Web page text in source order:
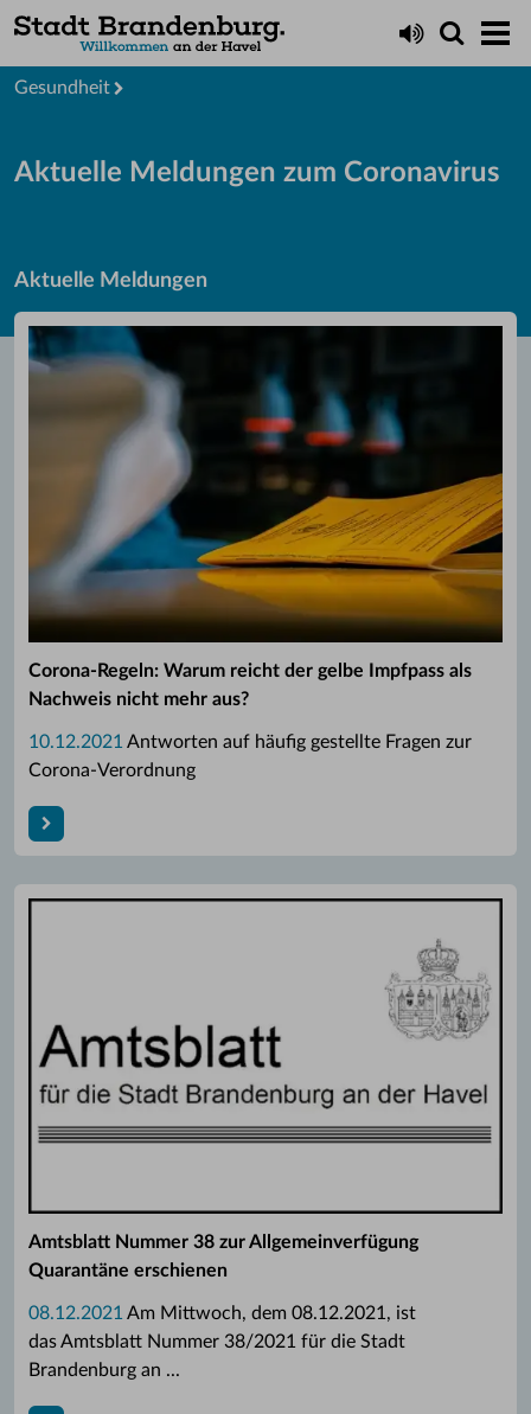
Gesundheit
Aktuelle Meldungen zum Coronavirus
Aktuelle Meldungen
Corona-Regeln: Warum reicht der gelbe Impfpass als
Nachweis nicht mehr aus?
10.12.2021 Antworten auf häufig gestellte Fragen zur
Corona-Verordnung
Amtsblatt Nummer 38 zur Allgemeinverfügung
Quarantäne erschienen
08.12.2021Am Mittwoch, dem 08.12.2021, ist
das Amtsblatt Nummer 38/2021 für die Stadt
Brandenburg an ...